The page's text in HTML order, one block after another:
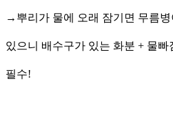
→뿌리가 물에 오래 잠기면 무름병
있으니 배수구가 있는 화분 + 물빠
필수!